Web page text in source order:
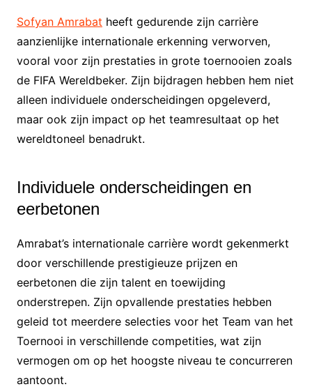
Sofyan Amrabat heeft gedurende zijn carrière
aanzienlijke internationale erkenning verworven,
vooral voor zijn prestaties in grote toernooien zoals
de FIFA Wereldbeker. Zijn bijdragen hebben hem niet
alleen individuele onderscheidingen opgeleverd,
maar ook zijn impact op het teamresultaat op het
wereldtoneel benadrukt.
Individuele onderscheidingen en
eerbetonen
Amrabat’s internationale carrière wordt gekenmerkt
door verschillende prestigieuze prijzen en
eerbetonen die zijn talent en toewijding
onderstrepen. Zijn opvallende prestaties hebben
geleid tot meerdere selecties voor het Team van het
Toernooi in verschillende competities, wat zijn
vermogen om op het hoogste niveau te concurreren
aantoont.